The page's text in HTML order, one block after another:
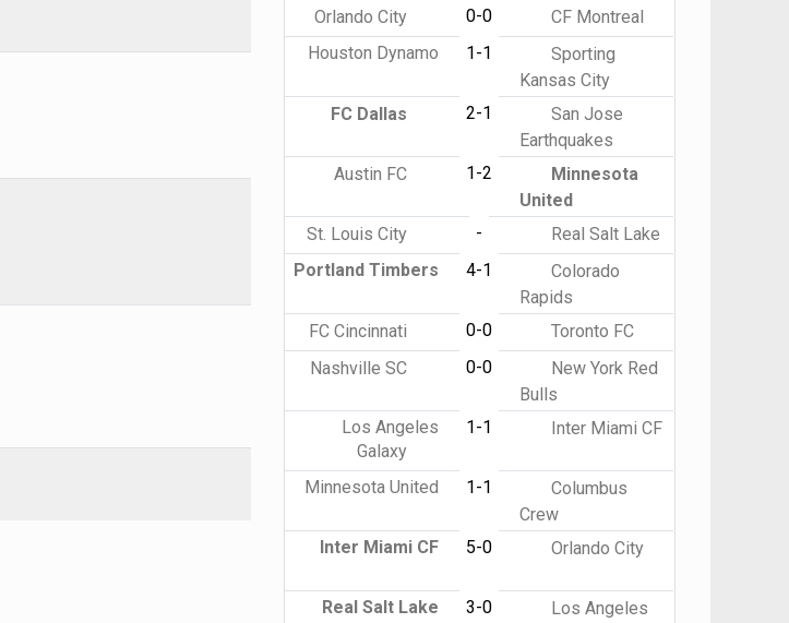
Orlando City
0-0
CF Montreal
Houston Dynamo
1-1
Sporting
Kansas City
FC Dallas
2-1
San Jose
Earthquakes
Austin FC
1-2
Minnesota
United
St. Louis City
-
Real Salt Lake
Portland Timbers
4-1
Colorado
Rapids
FC Cincinnati
0-0
Toronto FC
Nashville SC
0-0
New York Red
Bulls
Los Angeles
Galaxy
1-1 Inter Miami CF
Minnesota United 1-1
Columbus
Crew
Inter Miami CF
5-0 Orlando City
Real Salt Lake 3-0
Los Angeles